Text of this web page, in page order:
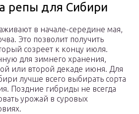
репы для Сибири
в начале-середине мая,
Это позволит получить
созреет к концу июля.
для зимнего хранения,
или второй декаде июня. Для
лучше всего выбирать сорта
Поздние гибриды не всегда
урожай в суровых